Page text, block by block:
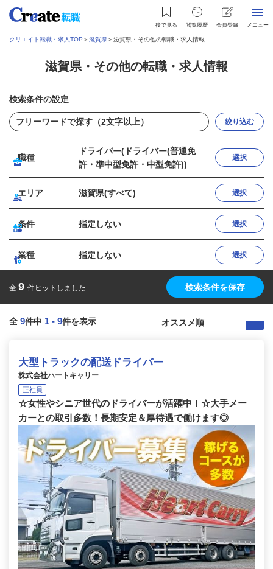
後で見る 閲覧履歴 会員登録 メニュー
クリエイト転職・求人TOP ＞滋賀県＞滋賀県・その他の転職・求人情報
滋賀県・その他の転職・求人情報
検索条件の設定
絞り込む
職種
ドライバー(ドライバー(普通免
許・準中型免許・中型免許))
選択
エリア 滋賀県(すべて) 選択
条件 指定しない 選択
業種 指定しない 選択
全 9 件ヒットしました 検索条件を保存
全 9件中 1 - 9件を表示
大型トラックの配送ドライバー
株式会社ハートキャリー
正社員
☆女性やシニア世代のドライバーが活躍中！☆大手メー
カーとの取引多数！長期安定＆厚待遇で働けます◎